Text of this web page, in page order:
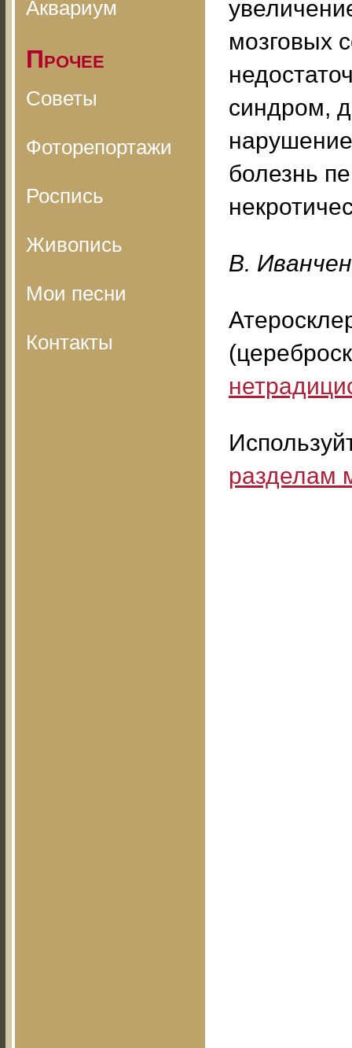
Аквариум
Прочее
Советы
Фоторепортажи
Роспись
Живопись
Мои песни
Контакты
мозговых
синдром,
болезнь
B.
разделам